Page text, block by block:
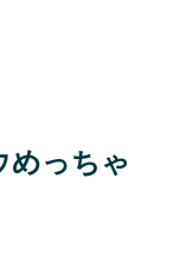
めっちゃ